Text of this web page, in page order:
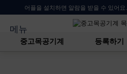
어플을 설치하면 알람을 받을 수 있어요.
메뉴
중고목공기계 등록하기